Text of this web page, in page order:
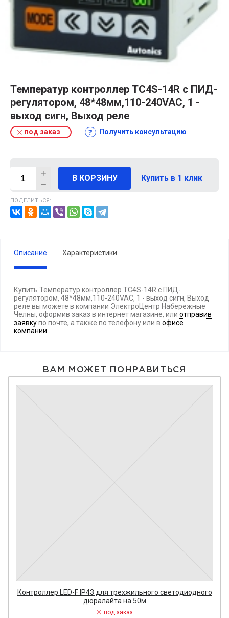
Температур контроллер TC4S-14R с ПИД-
регулятором, 48*48мм,110-240VAC, 1 -
выход сигн, Выход реле
под заказ Получить консультацию
В КОРЗИНУ Купить в 1 клик
ПОДЕЛИТЬСЯ:
Описание Характеристики
Купить Температур контроллер TC4S-14R с ПИД-
регулятором, 48*48мм,110-240VAC, 1 - выход сигн, Выход
реле вы можете в компании ЭлектроЦентр Набережные
Челны, оформив заказ в интернет магазине, или отправив
заявкупо почте, а также по телефонуили в офисе
компании
ВАМ МОЖЕТ ПОНРАВИТЬСЯ
Контроллер LED-F IP43 для трехжильного светодиодного
дюралайта на 50м
под заказ